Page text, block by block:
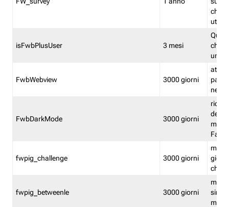
utenti
isFwbPlusUser 3 mesi
che
una
FwbWebview 3000 giorni
attiva
FwbDarkMode 3000 giorni
fwpig_challenge 3000 giorni
fwpig_betweenle 3000 giorni